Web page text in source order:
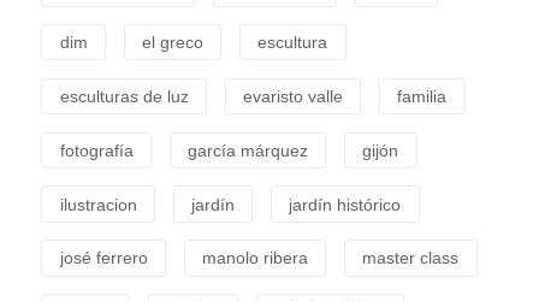
dim el greco escultura
esculturas de luz evaristo valle familia
fotografía garcía márquez gijón
ilustracion jardín jardín histórico
josé ferrero manolo ribera master class